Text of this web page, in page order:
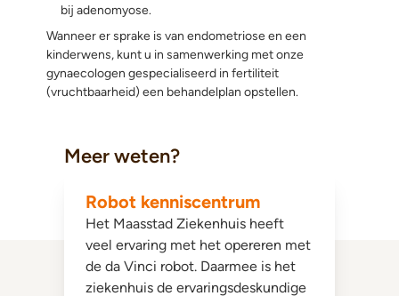
bij adenomyose.
Wanneer er sprake is van endometriose en een
kinderwens, kunt u in samenwerking met onze
gynaecologen gespecialiseerd in fertiliteit
(vruchtbaarheid) een behandelplan opstellen.
Meer weten?
Robot kenniscentrum
Het Maasstad Ziekenhuis heeft
veel ervaring met het opereren met
de da Vinci robot. Daarmee is het
ziekenhuis de ervaringsdeskundige